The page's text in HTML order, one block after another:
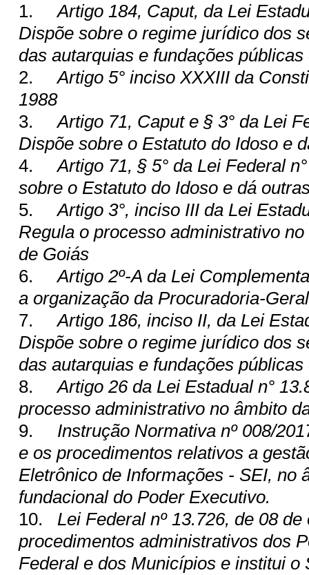
1.Artigo 184, Caput, da Lei
Dispõe sobre o regime jurídico dos
das autarquias e fundações
2.Artigo 5° inciso XXXIII da
1988
3.Artigo 71, Caput e § 3° da Lei
Dispõe sobre o Estatuto do Idoso e
4.Artigo 71, § 5° da Lei Federal
sobre o Estatuto do Idoso e dá
5.Artigo 3°, inciso III da Lei
Regula o processo administrativo
de Goiás
6.Artigo 2º-A da Lei
a organização da Procuradoria-
7.Artigo 186, inciso II, da Lei
Dispõe sobre o regime jurídico dos
das autarquias e fundações
8.Artigo 26 da Lei Estadual n°
processo administrativo no âmbito
9. Instrução Normativa nº 008/
e os procedimentos relativos a
Eletrônico de Informações - SEI, no
fundacional do Poder Executivo.
10.Lei Federal nº 13.726, de 08
procedimentos administrativos dos
Federal e dos Municípios e institui